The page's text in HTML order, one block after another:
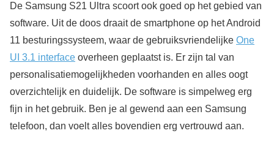
De Samsung S21 Ultra scoort ook goed op het gebied van
software. Uit de doos draait de smartphone op het Android
11 besturingssysteem, waar de gebruiksvriendelijke One
UI 3.1 interface overheen geplaatst is. Er zijn tal van
personalisatiemogelijkheden voorhanden en alles oogt
overzichtelijk en duidelijk. De software is simpelweg erg
fijn in het gebruik. Ben je al gewend aan een Samsung
telefoon, dan voelt alles bovendien erg vertrouwd aan.